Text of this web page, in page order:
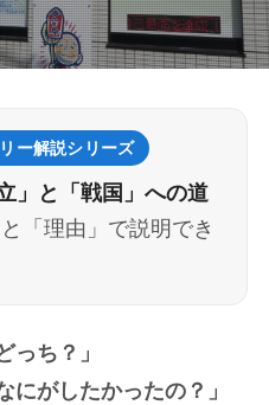
ー解説シリーズ
」と「戦国」への道
「理由」で説明でき
っち？」
にがしたかったの？」